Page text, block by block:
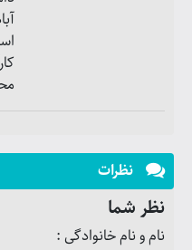
نظرات
نظر شما
نام و نام خانوادگی :